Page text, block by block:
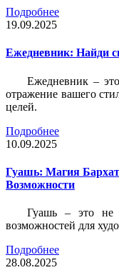
Подробнее
19.09.2025
Ежедневник: Найди
Ежедневник –
отражение вашего
целей.
Подробнее
10.09.2025
Гуашь: Магия
Возможности
Гуашь – это не
возможностей для
Подробнее
28.08.2025